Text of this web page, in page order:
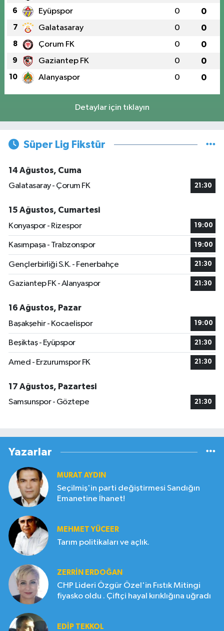
6 Eyüpspor 0 0
7 Galatasaray 0 0
8 Çorum FK 0 0
9 Gaziantep FK 0 0
10 Alanyaspor 0 0
Detaylar için tıklayın
Süper Lig Fikstür
14 Ağustos, Cuma
Galatasaray - Çorum FK
21:30
15 Ağustos, Cumartesi
Konyaspor - Rizespor
19:00
Kasımpaşa - Trabzonspor 19:00
Gençlerbirliği S.K. - Fenerbahçe 21:30
Gaziantep FK - Alanyaspor 21:30
16 Ağustos, Pazar
Başakşehir - Kocaelispor
19:00
Beşiktaş - Eyüpspor 21:30
Amed - Erzurumspor FK 21:30
17 Ağustos, Pazartesi
Samsunspor - Göztepe
21:30
Yazarlar
MURAT AYDIN
Seçilmiş'in parti değiştirmesi Sandığın
Emanetine İhanet!
MEHMET YÜCEER
Tarım politikaları ve açlık.
ZERRIN ERDOĞAN
CHP Lideri Özgür Özel'in Fıstık Mitingi
fiyasko oldu . Çiftçi hayal kırıklığına uğradı
EDIP TEKKOL